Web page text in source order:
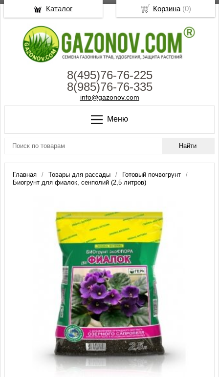
8(495)76-76-225
8(985)76-76-335
info@gazonov.com
Меню
Главная Товары для рассады
Готовый почвогрунт
Биогрунт для фиалок, сенполий (2,5 литров)
Биогрунт для фиалок, сенполий (2,5
Корзина(0)
Каталог